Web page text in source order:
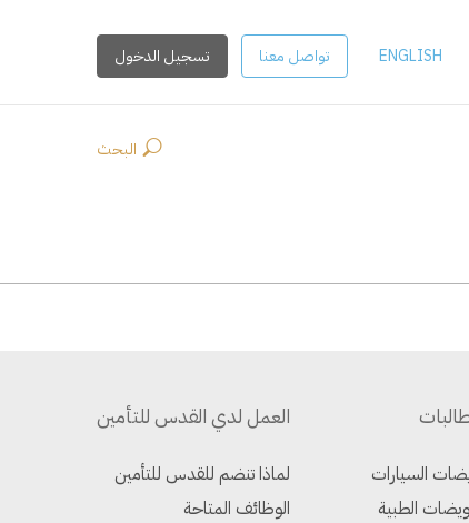
ENGLISH تواصل معنا تسجيل الدخول
البحث
السيارات
الطبية
العمل لدي القدس للتأمين
لماذا تنضم للقدس للتأمين
الوظائف المتاحة